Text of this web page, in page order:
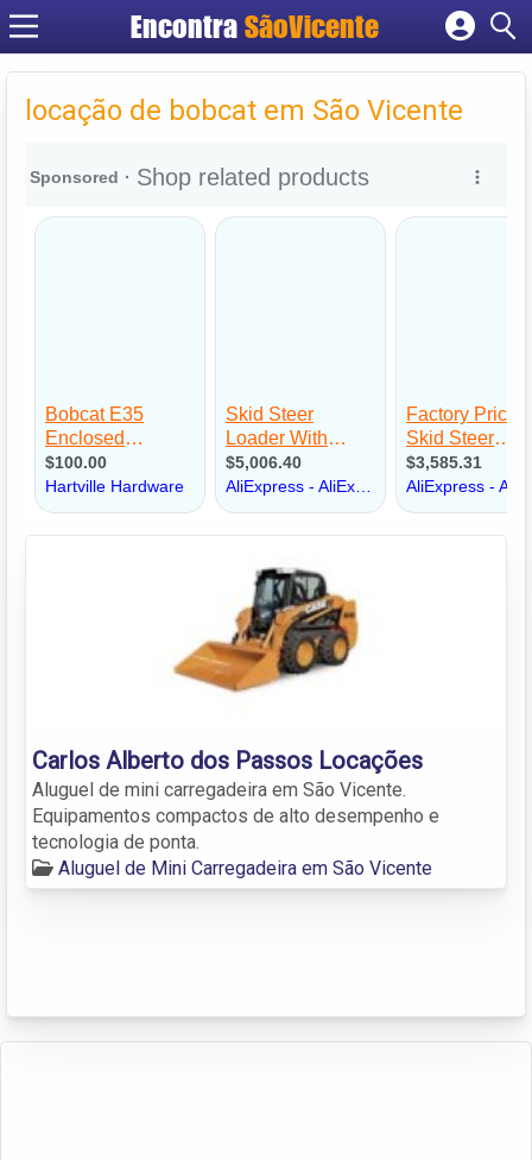
Encontra SãoVicente
Cadastrar empresa
Criar conta
locação de bobcat em São Vicente
Carlos Alberto dos Passos Locações
Aluguel de mini carregadeira em São Vicente.
Equipamentos compactos de alto desempenho e
tecnologia de ponta.
Aluguel de Mini Carregadeira em São Vicente